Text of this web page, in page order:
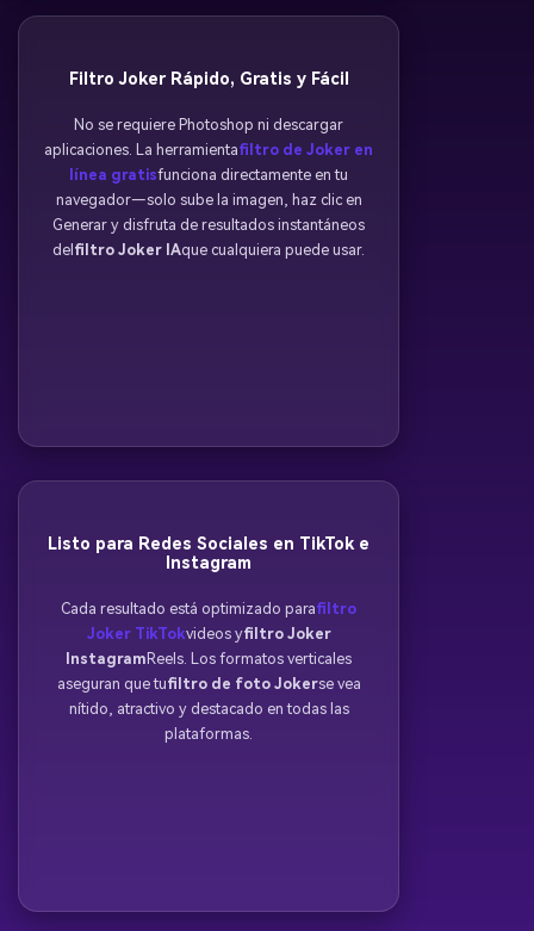
Filtro Joker Rápido, Gratis y Fácil
No se requiere Photoshop ni descargar
aplicaciones. La herramientafiltro de Joker en
línea gratisfunciona directamente en tu
navegador—solo sube la imagen, haz clic en
Generar y disfruta de resultados instantáneos
del filtro Joker IAque cualquiera puede usar.
Listo para Redes Sociales en TikTok e
Instagram
Cada resultado está optimizado parafiltro
Joker TikTokvideos yfiltro Joker
Instagram Reels. Los formatos verticales
aseguran que tufiltro de foto Jokerse vea
nítido, atractivo y destacado en todas las
plataformas.